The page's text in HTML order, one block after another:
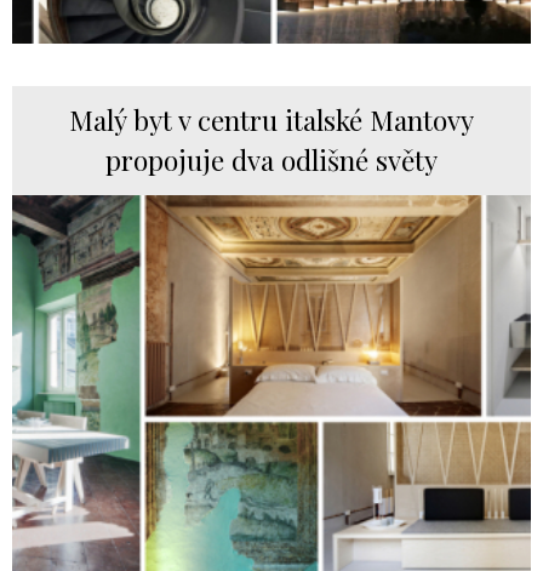
Malý byt v centru italské Mantovy
propojuje dva odlišné světy